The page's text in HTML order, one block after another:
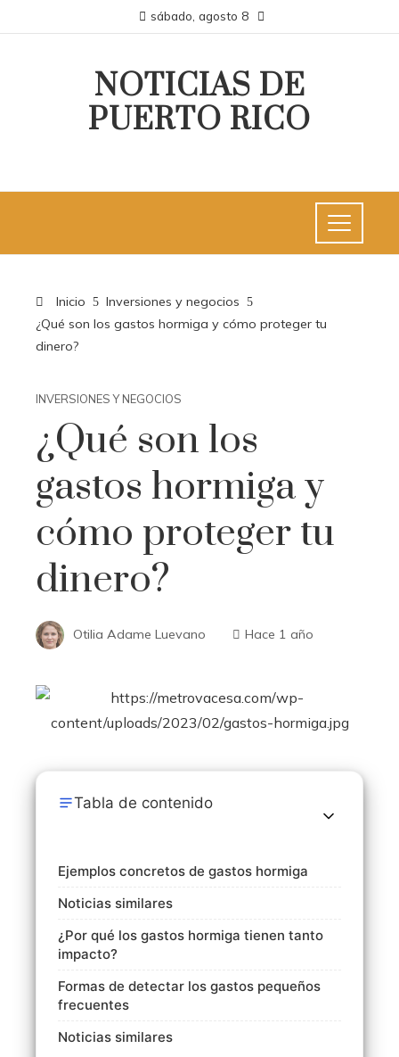
sábado, agosto 8
NOTICIAS DE
PUERTO RICO
Inicio
Inversiones y negocios
¿Qué son los gastos hormiga y cómo proteger tu
dinero?
INVERSIONES Y NEGOCIOS
¿Qué son los
gastos hormiga y
cómo proteger tu
dinero?
Otilia Adame Luevano Hace 1 año
Tabla de contenido
Ejemplos concretos de gastos hormiga
Noticias similares
¿Por qué los gastos hormiga tienen tanto
impacto?
Formas de detectar los gastos pequeños
frecuentes
Noticias similares